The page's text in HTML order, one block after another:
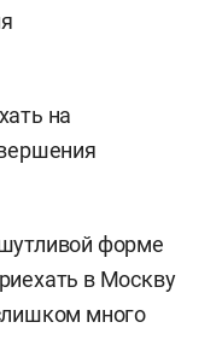
на
форме
в Москву
много